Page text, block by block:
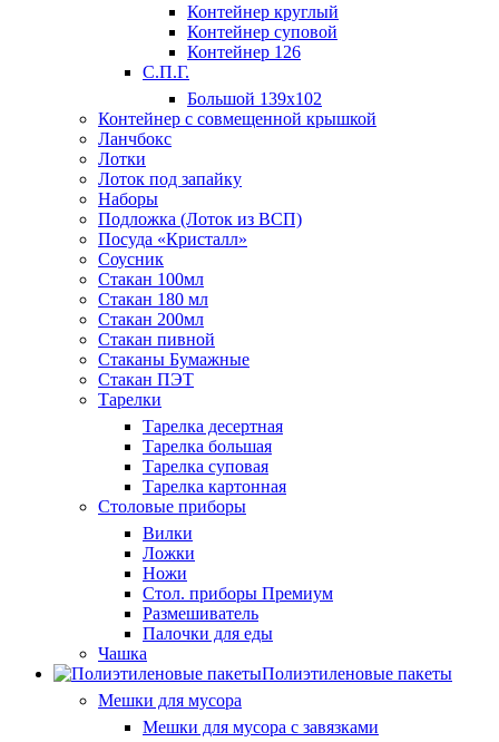
Контейнер круглый
Контейнер суповой
Контейнер 126
С.П.Г.
Большой 139х102
Контейнер с совмещенной крышкой
Ланчбокс
Лотки
Лоток под запайку
Наборы
Подложка (Лоток из ВСП)
Посуда «Кристалл»
Соусник
Стакан 100мл
Стакан 180 мл
Стакан 200мл
Стакан пивной
Стаканы Бумажные
Стакан ПЭТ
Тарелки
Тарелка десертная
Тарелка большая
Тарелка суповая
Тарелка картонная
Столовые приборы
Вилки
Ложки
Ножи
Стол. приборы Премиум
Размешиватель
Палочки для еды
Чашка
Полиэтиленовые пакеты
Мешки для мусора
Мешки для мусора с завязками